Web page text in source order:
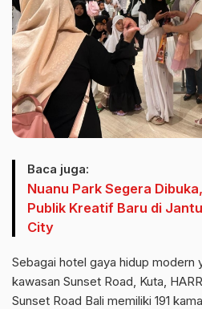
Baca juga:
Nuanu Park Segera
Publik Kreatif Baru di
City
Sebagai hotel gaya hidup modern
kawasan Sunset Road, Kuta,
Sunset Road Bali memiliki 191